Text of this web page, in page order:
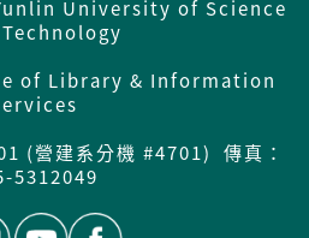
University of Science
of Library & Information
(營建系分機 #4701) 傳真：
5312049